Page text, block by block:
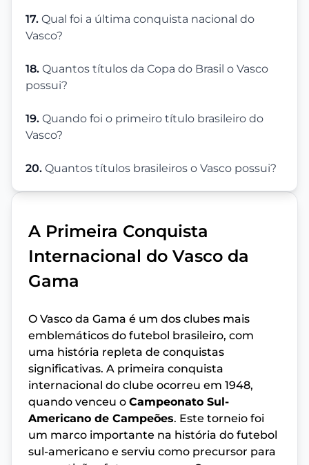
17. Qual foi a última conquista nacional do
Vasco?
18. Quantos títulos da Copa do Brasil o Vasco
possui?
19. Quando foi o primeiro título brasileiro do
Vasco?
20. Quantos títulos brasileiros o Vasco possui?
A Primeira Conquista
Internacional do Vasco da
Gama
O Vasco da Gama é um dos clubes mais
emblemáticos do futebol brasileiro, com
uma história repleta de conquistas
significativas. A primeira conquista
internacional do clube ocorreu em 1948,
quando venceu o Campeonato Sul-
Americano de Campeões. Este torneio foi
um marco importante na história do futebol
sul-americano e serviu como precursor para